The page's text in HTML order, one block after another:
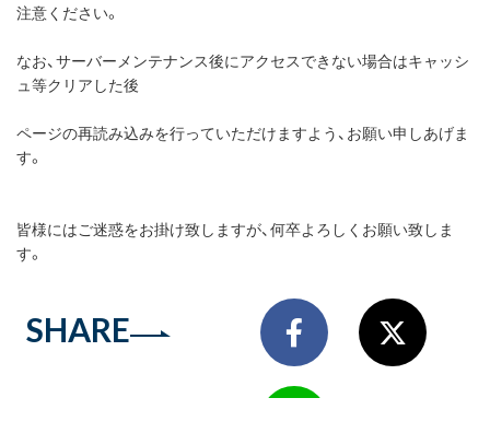
注意ください。
なお、サーバーメンテナンス後にアクセスできない場合はキャッシ
ュ等クリアした後
ページの再読み込みを行っていただけますよう、お願い申しあげま
す。
皆様にはご迷惑をお掛け致しますが、何卒よろしくお願い致しま
す。
SHARE